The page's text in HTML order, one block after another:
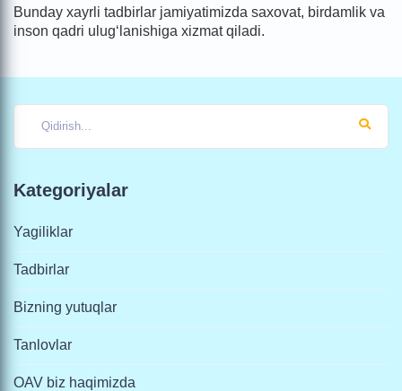
Bunday xayrli tadbirlar jamiyatimizda saxovat, birdamlik va
inson qadri ulug‘lanishiga xizmat qiladi.
Kategoriyalar
Yagiliklar
Tadbirlar
Bizning yutuqlar
Tanlovlar
OAV biz haqimizda